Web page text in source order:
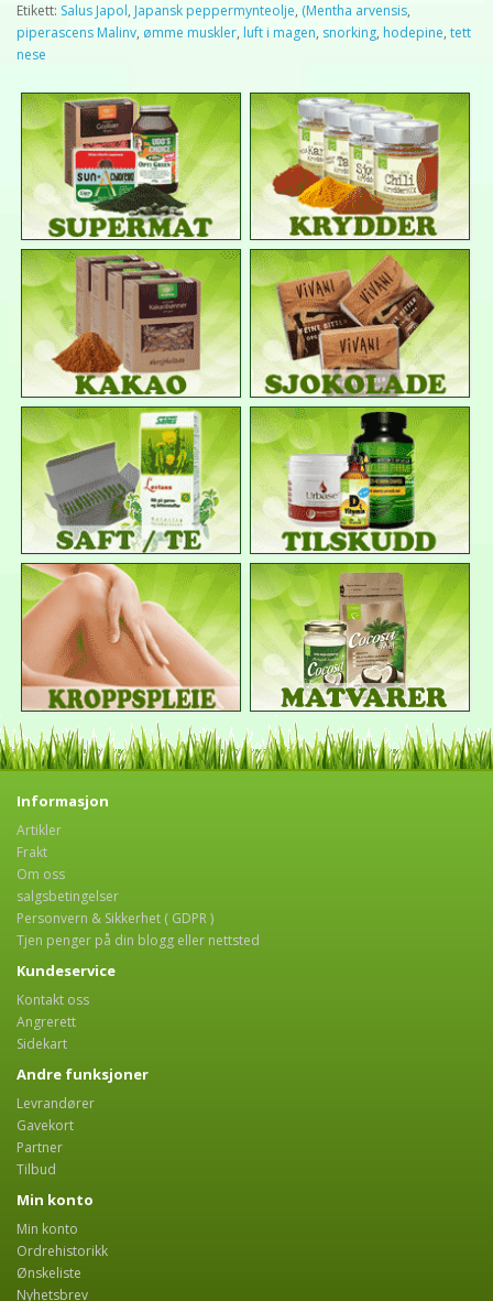
Etikett: Salus Japol, Japansk peppermynteolje, (Mentha arvensis,
piperascens Malinv, ømme muskler, luft i magen, snorking, hodepine, tett
nese
Informasjon
Artikler
Frakt
Om oss
salgsbetingelser
Personvern & Sikkerhet ( GDPR )
Tjen penger på din blogg eller nettsted
Kundeservice
Kontakt oss
Angrerett
Sidekart
Andre funksjoner
Levrandører
Gavekort
Partner
Tilbud
Min konto
Min konto
Ordrehistorikk
Ønskeliste
Nyhetsbrev